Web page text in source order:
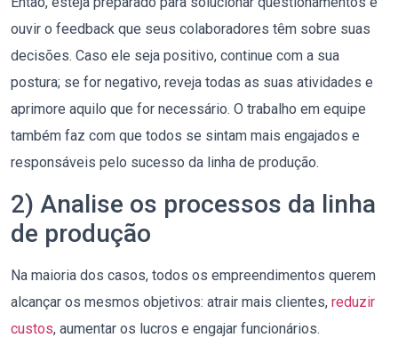
ouvir o feedback que seus colaboradores têm sobre suas
decisões. Caso ele seja positivo, continue com a sua
postura; se for negativo, reveja todas as suas atividades e
aprimore aquilo que for necessário. O trabalho em equipe
também faz com que todos se sintam mais engajados e
responsáveis pelo sucesso da linha de produção.
2) Analise os processos da linha
de produção
Na maioria dos casos, todos os empreendimentos querem
alcançar os mesmos objetivos: atrair mais clientes, reduzir
custos, aumentar os lucros e engajar funcionários.